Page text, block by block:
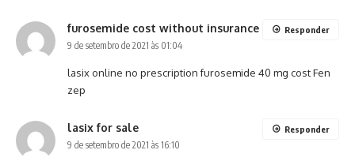
furosemide cost without insurance
9 de setembro de 2021 às 01:04
lasix online no prescriptionfurosemide 40 mg costFen
zep
Responder
lasix for sale
9 de setembro de 2021 às 16:10
Responder